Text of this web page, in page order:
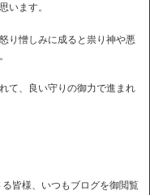
います。
り憎しみに成ると祟り神や悪
て、良い守りの御力で進まれ
皆様、いつもブログを御閲覧